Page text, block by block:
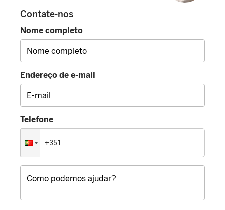
Contate-nos
Nome completo
Endereço de e-mail
Telefone